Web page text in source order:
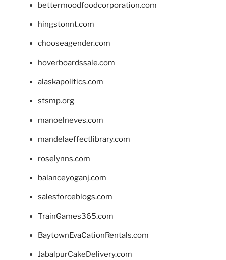
bettermoodfoodcorporation.com
hingstonnt.com
chooseagender.com
hoverboardssale.com
alaskapolitics.com
stsmp.org
manoelneves.com
mandelaeffectlibrary.com
roselynns.com
balanceyoganj.com
salesforceblogs.com
TrainGames365.com
BaytownEvaCationRentals.com
JabalpurCakeDelivery.com